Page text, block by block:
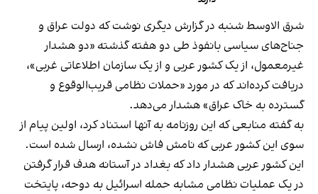
شرق الاوسط شنبه در گزارش دیگری نوشت که دولت عراق و
جناح‌های سیاسی بانفوذ طی دو هفته گذشته «دو هشدار
غیرمعمول، از یک کشور عربی و از یک سازمان اطلاعاتی غربی»،
دریافت کرده‌اند که در مورد «حملات نظامی قریب‌الوقوع و
گسترده به خاک عراق» هشدار می‌دهد.
به گفته منابعی که این روزنامه به آنها استناد کرد، اولین پیام از
سوی این کشور عربی که نامش فاش نشده، ارسال شده است.
این کشور عربی هشدار داد که بغداد در آستانه هدف قرار گرفتن
در یک عملیات نظامی مشابه حمله اسرائیل به دوحه، پایتخت